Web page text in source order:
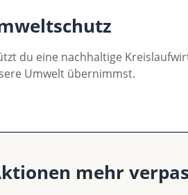
du eine nachhaltige
Umwelt übernimmst.
mehr